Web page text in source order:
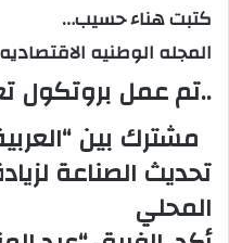
ر
ا
ل
ك
كتبت هناء حسيب…
المجله الوطنيه
..تم عمل بروتكول
مشترك بين
تحديث الصناعة
المحلي